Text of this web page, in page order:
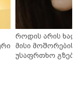
როდის არის
მისი მოშორების
უსაფრთხო გზები